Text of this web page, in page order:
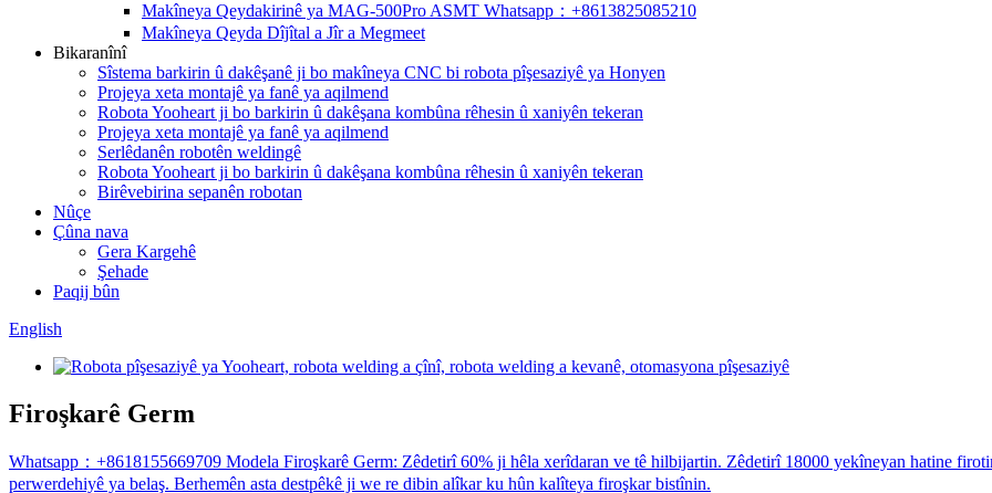
Makîneya Qeydakirinê ya MAG-500Pro ASMT Whatsapp：+8613825085210
Makîneya Qeyda Dîjîtal a Jîr a Megmeet
Bikaranînî
Sîstema barkirin û dakêşanê ji bo makîneya CNC bi robota pîşesaziyê ya Honyen
Projeya xeta montajê ya fanê ya aqilmend
Robota Yooheart ji bo barkirin û dakêşana kombûna rêhesin û xaniyên tekeran
Projeya xeta montajê ya fanê ya aqilmend
Serlêdanên robotên weldingê
Robota Yooheart ji bo barkirin û dakêşana kombûna rêhesin û xaniyên tekeran
Birêvebirina sepanên robotan
Nûçe
Çûna nava
Gera Kargehê
Şehade
Paqij bûn
English
Firoşkarê Germ
Whatsapp：+8618155669709 Modela Firoşkarê Germ: Zêdetirî 60% ji hêla xerîdaran ve tê hilbijartin. Zêdetirî 18000 yekîneyan hatine
perwerdehiyê ya belaş. Berhemên asta destpêkê ji we re dibin alîkar ku hûn kalîteya firoşkar bistînin.